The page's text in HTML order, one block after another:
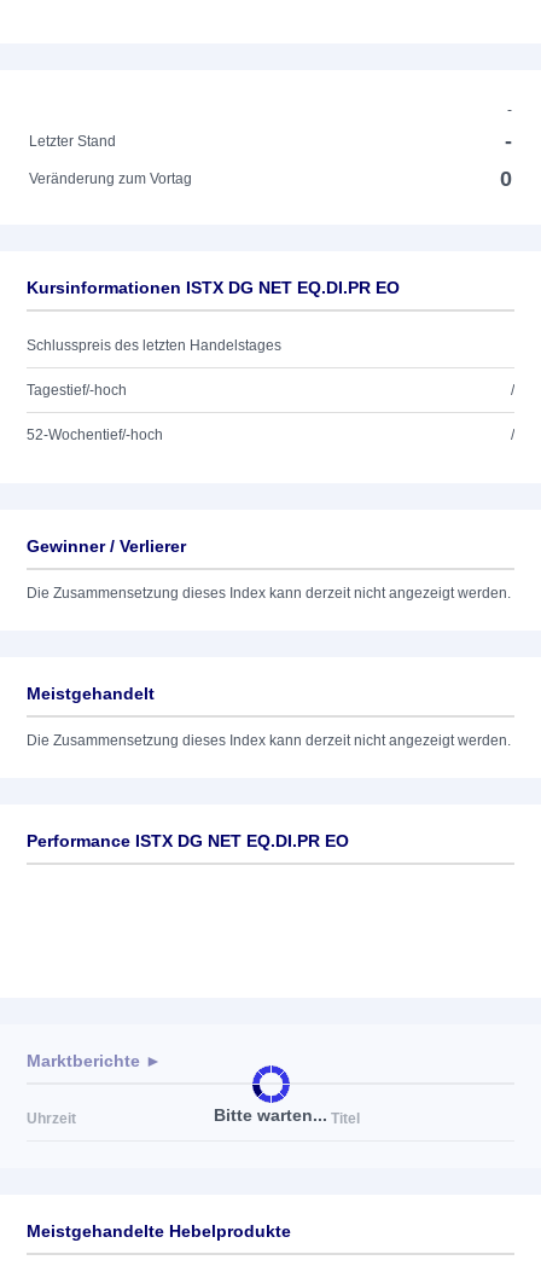
-
Letzter Stand
-
Veränderung zum Vortag 0
Kursinformationen ISTX DG NET EQ.DI.PR EO
Schlusspreis des letzten Handelstages
Tagestief/-hoch /
52-Wochentief/-hoch /
Gewinner / Verlierer
Die Zusammensetzung dieses Index kann derzeit nicht angezeigt werden.
Meistgehandelt
Die Zusammensetzung dieses Index kann derzeit nicht angezeigt werden.
Performance ISTX DG NET EQ.DI.PR EO
Bitte warten...
Marktberichte ►
Uhrzeit Titel
Meistgehandelte Hebelprodukte